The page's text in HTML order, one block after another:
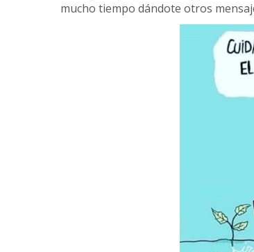
mucho tiempo dándote otros